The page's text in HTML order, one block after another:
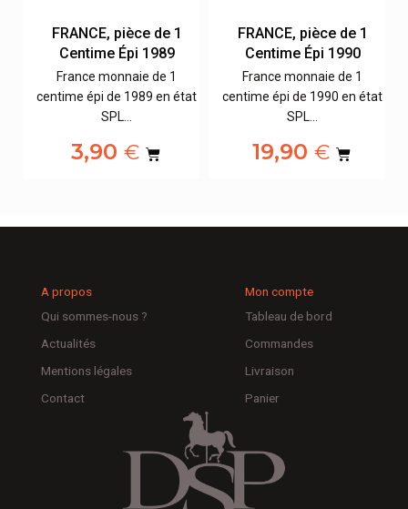
FRANCE, pièce de 1
Centime Épi 1989
France monnaie de 1
centime épi de 1989 en état
SPL…
3,90 €
FRANCE, pièce de 1
Centime Épi 1990
France monnaie de 1
centime épi de 1990 en état
SPL…
19,90 €
A propos
Qui sommes-nous ?
Actualités
Mentions légales
Contact
Mon compte
Tableau de bord
Commandes
Livraison
Panier